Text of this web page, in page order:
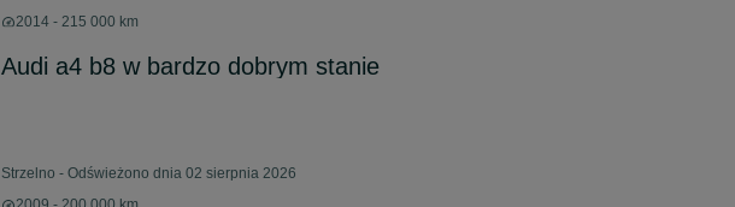
2014 - 215 000 km
Audi a4 b8 w bardzo dobrym stanie
Strzelno - Odświeżono dnia 02 sierpnia 2026